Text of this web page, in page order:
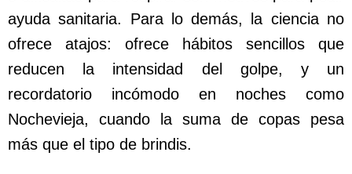
ayuda sanitaria. Para lo demás, la ciencia no
ofrece atajos: ofrece hábitos sencillos que
reducen la intensidad del golpe, y un
recordatorio incómodo en noches como
Nochevieja, cuando la suma de copas pesa
más que el tipo de brindis.